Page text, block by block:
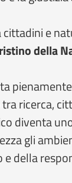
e
della
ricerca,
diventa
gli
della